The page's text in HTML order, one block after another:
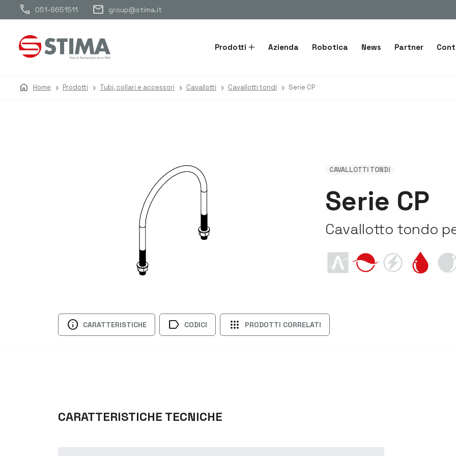
call 051-8651511 mail group@stima.it
Prodotti Azienda Robotica News Partner
home Home Prodotti Tubi, collari e accessori Cavallotti Cavallotti tondi Serie CP
CAVALLOTTI TONDI
Serie CP
Cavallotto tondo
info CARATTERISTICHE label CODICI apps PRODOTTI CORRELATI
CARATTERISTICHE TECNICHE